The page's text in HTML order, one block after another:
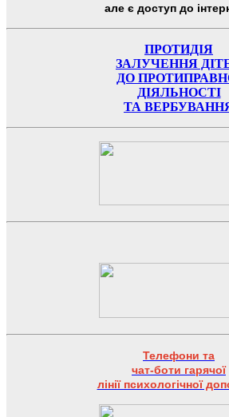
але є доступ до
ПРОТИДІЯ
ЗАЛУЧЕННЯ
ДО
ДІЯЛЬНОСТІ
ТА
Телефони та
чат-боти гарячої
лінії психологічної